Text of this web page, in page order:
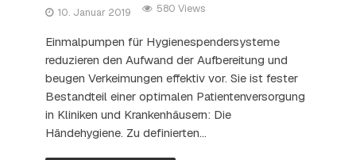
10. Januar 2019 580 Views
Einmalpumpen für Hygienespendersysteme
reduzieren den Aufwand der Aufbereitung und
beugen Verkeimungen effektiv vor. Sie ist fester
Bestandteil einer optimalen Patientenversorgung
in Kliniken und Krankenhäusern: Die
Händehygiene. Zu definierten...